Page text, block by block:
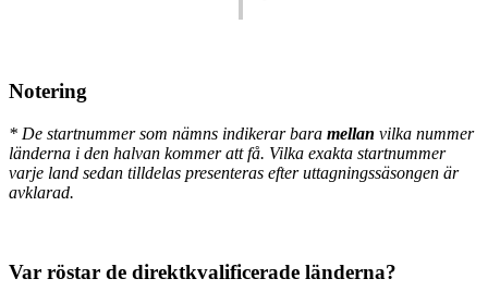
Notering
* De startnummer som nämns indikerar bara mellan vilka nummer
länderna i den halvan kommer att få. Vilka exakta startnummer
varje land sedan tilldelas presenteras efter uttagningssäsongen är
avklarad.
Var röstar de direktkvalificerade länderna?